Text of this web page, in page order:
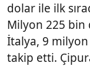
dolar ile ilk
Milyon 225 bin
İtalya, 9
takip etti.